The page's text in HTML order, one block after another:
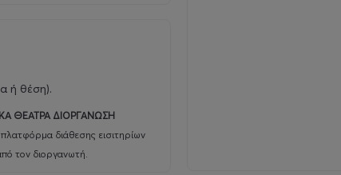
Κυριακή στις 21:00
ή θέση).
ΘΕΑΤΡΑ ΔΙΟΡΓΑΝΩΣΗ
διάθεσης εισιτηρίων
τον διοργανωτή.